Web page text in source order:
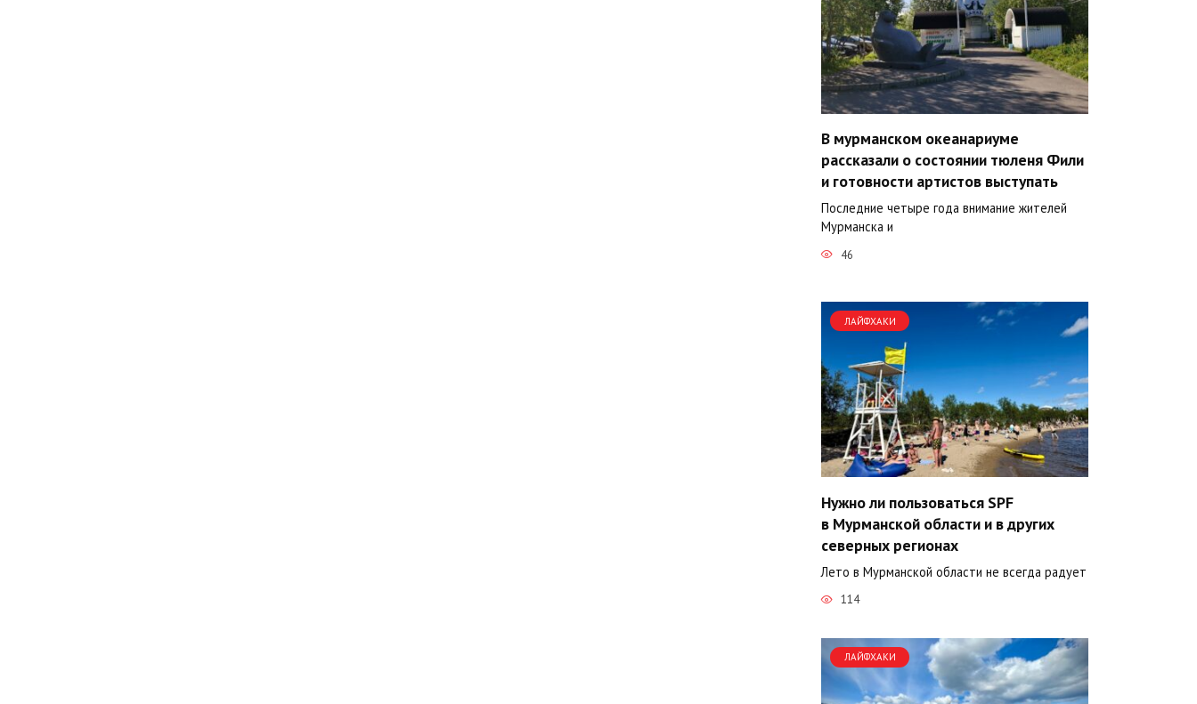
В мурманском океанариуме
рассказали о состоянии тюленя Фили
и готовности артистов выступать
Последние четыре года внимание жителей
Мурманска и
46
ЛАЙФХАКИ
Нужно ли пользоваться SPF
в Мурманской области и в других
северных регионах
Лето в Мурманской области не всегда радует
114
ЛАЙФХАКИ